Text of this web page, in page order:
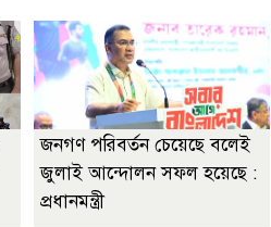
জনগণ পরিবর্তন চেয়েছে বলেই
জুলাই আন্দোলন সফল হয়েছে :
প্রধানমন্ত্রী